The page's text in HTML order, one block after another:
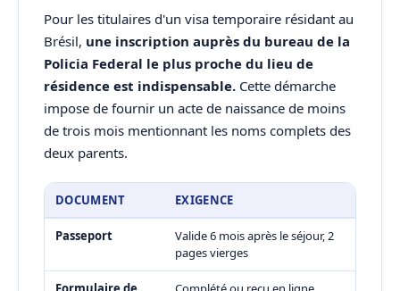
Pour les titulaires d'un visa temporaire résidant au
Brésil, une inscription auprès du bureau de la
Policia Federal le plus proche du lieu de
résidence est indispensable. Cette démarche
impose de fournir un acte de naissance de moins
de trois mois mentionnant les noms complets des
deux parents.
DOCUMENT EXIGENCE
Passeport
Valide 6 mois après le séjour, 2
pages vierges